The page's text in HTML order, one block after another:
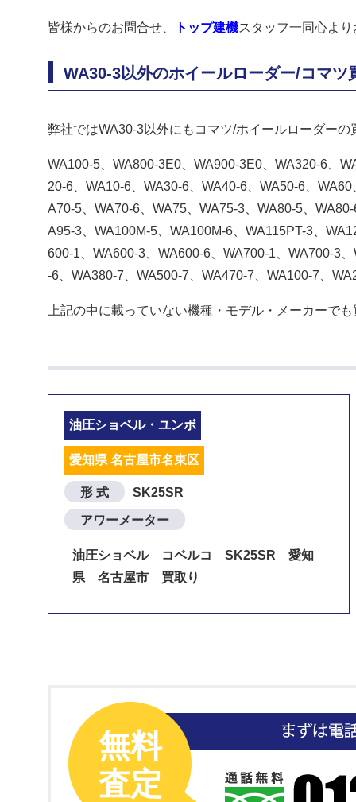
皆様からのお問合せ、 トップ建機スタッフ一同心よ
WA30-3以外のホイールローダー/コマツ
弊社ではWA30-3以外にもコマツ/ホイールローダーの
WA100-5、WA800-3E0、WA900-3E0、WA320-6、
20-6、WA10-6、WA30-6、WA40-6、WA50-6、
A70-5、WA70-6、WA75、WA75-3、WA80-5、
A95-3、WA100M-5、WA100M-6、WA115PT-3、
600-1、WA600-3、WA600-6、WA700-1、WA700-3
-6、WA380-7、WA500-7、WA470-7、WA100-7、
上記の中に載っていない機種・モデル・メーカーで
油圧ショベル・ユンボ
愛知県 名古屋市名東区
形 式 SK25SR
アワーメーター
油圧ショベル コベルコ SK25SR 愛知
県 名古屋市 買取り
無料
査定